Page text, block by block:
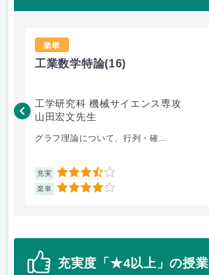
楽単
工業数学特論(16)
工学研究科 機械サイエンス専攻
山田宏文先生
グラフ理論について、行列・確...
充実 3.5
楽単 4
充実度「★4以上」の授業